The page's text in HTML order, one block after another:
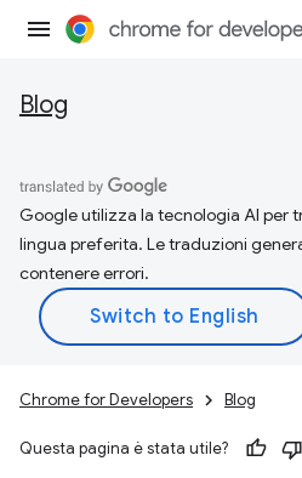
Blog
Google utilizza la tecnologia AI per
lingua preferita. Le traduzioni
contenere errori.
Chrome for Developers Blog
Questa pagina è stata utile?